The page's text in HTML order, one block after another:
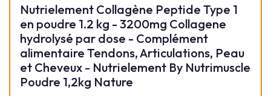
Nutrielement Collagène Peptide Type 1
en poudre 1.2 kg - 3200mg Collagene
hydrolysé par dose - Complément
alimentaire Tendons, Articulations, Peau
et Cheveux - Nutrielement By Nutrimuscle
Poudre 1,2kg Nature